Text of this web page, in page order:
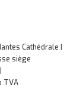
Cathédrale |
siège
TVA